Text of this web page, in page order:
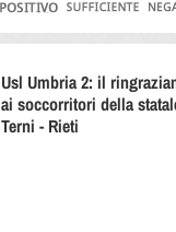
Usl Umbria 2: il
ai soccorritori della
Terni - Rieti